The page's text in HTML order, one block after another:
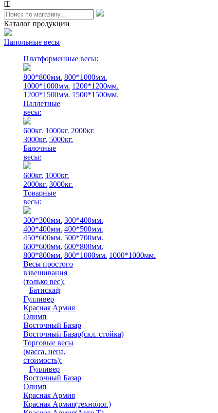
Каталог продукции
Напольные весы
Платформенные весы:
800*800мм. 800*1000мм.
1000*1000мм. 1200*1200мм.
1200*1500мм. 1500*1500мм.
Паллетные
весы:
600кг. 1000кг. 2000кг.
3000кг. 5000кг.
Балочные
весы:
600кг. 1000кг.
2000кг. 3000кг.
Товарные
весы:
300*300мм. 300*400мм.
400*400мм. 400*500мм.
450*600мм. 500*700мм.
600*600мм. 600*800мм.
800*800мм. 800*1000мм. 1000*1000мм.
Весы простого
взвешивания
(только вес):
Батискаф
Гулливер
Красная Армия
Олимп
Восточный Базар
Восточный Базар(скл. стойка)
Торговые весы
(масса, цена,
стоимость):
Гулливер
Восточный Базар
Олимп
Красная Армия
Красная Армия(технолог.)